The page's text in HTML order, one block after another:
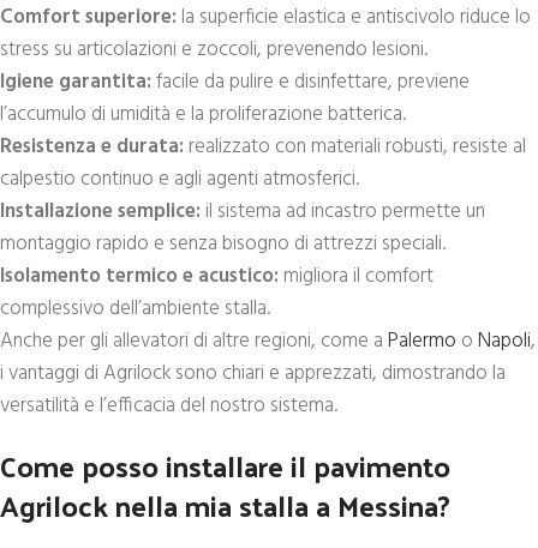
Comfort superiore: la superficie elastica e antiscivolo riduce lo
stress su articolazioni e zoccoli, prevenendo lesioni.
Igiene garantita:facile da pulire e disinfettare, previene
l’accumulo di umidità e la proliferazione batterica.
Resistenza e durata: realizzato con materiali robusti, resiste al
calpestio continuo e agli agenti atmosferici.
Installazione semplice: il sistema ad incastro permette un
montaggio rapido e senza bisogno di attrezzi speciali.
Isolamento termico e acustico: migliora il comfort
complessivo dell’ambiente stalla.
Anche per gli allevatori di altre regioni, come aPalermo oNapoli,
i vantaggi di Agrilock sono chiari e apprezzati, dimostrando la
versatilità e l’efficacia del nostro sistema.
Come posso installare il pavimento
Agrilock nella mia stalla a Messina?